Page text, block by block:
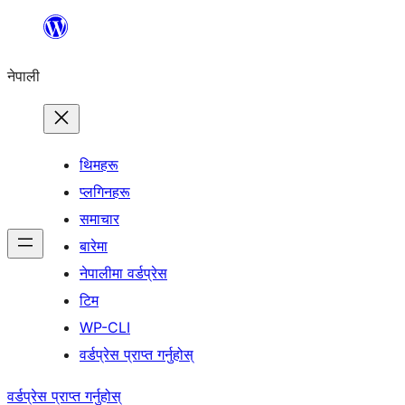
सामग्रीमा
नेपाली
थिमहरू
प्लगिनहरू
समाचार
बारेमा
नेपालीमा वर्डप्रेस
टिम
WP-CLI
वर्डप्रेस प्राप्त गर्नुहोस्
वर्डप्रेस प्राप्त गर्नुहोस्